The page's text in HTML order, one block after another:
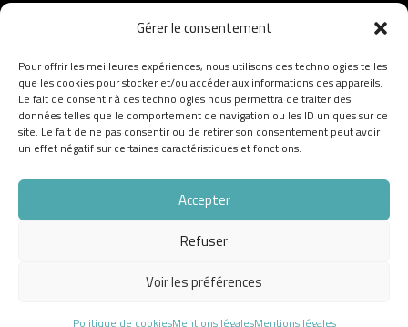
Gérer le consentement
Pour offrir les meilleures expériences, nous utilisons des technologies telles
que les cookies pour stocker et/ou accéder aux informations des appareils.
Le fait de consentir à ces technologies nous permettra de traiter des
données telles que le comportement de navigation ou les ID uniques sur ce
site. Le fait de ne pas consentir ou de retirer son consentement peut avoir
un effet négatif sur certaines caractéristiques et fonctions.
Accepter
Refuser
Voir les préférences
Politique de cookiesMentions légalesMentions légales